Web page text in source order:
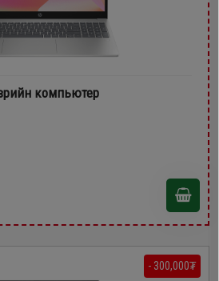
компьютер
- 300,000₮